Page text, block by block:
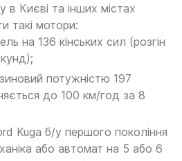
Києві та інших містах
такі мотори:
на 136 кінських сил (розгін
потужністю 197
до 100 км/год за 8
Kuga б/у першого покоління
або автомат на 5 або 6